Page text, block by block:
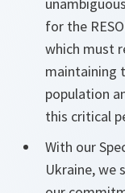
for the
which must
maintaining
population
this critical
With our
Ukraine, we